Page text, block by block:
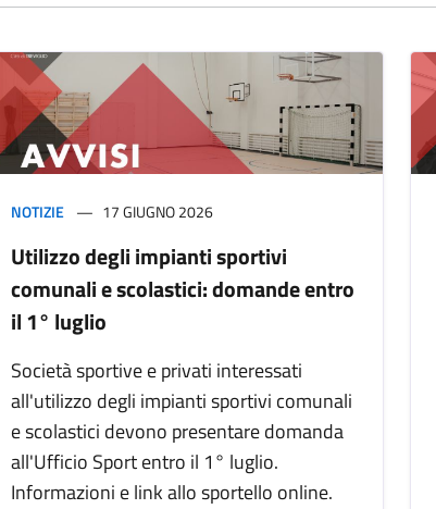
NOTIZIE 17 GIUGNO 2026
Utilizzo degli impianti sportivi
comunali e scolastici: domande entro
il 1° luglio
Società sportive e privati interessati
all'utilizzo degli impianti sportivi comunali
e scolastici devono presentare domanda
all'Ufficio Sport entro il 1° luglio.
Informazioni e link allo sportello online.